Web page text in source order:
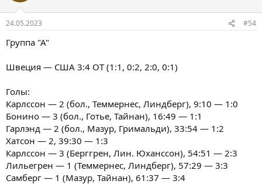
24.05.2023 #54
Группа "А"
Швеция — США 3:4 ОТ (1:1, 0:2, 2:0, 0:1)
Голы:
Карлссон — 2 (бол., Теммернес, Линдберг), 9:10 — 1:0
Бонино — 3 (бол., Готье, Тайнан), 16:49 — 1:1
Гарлэнд — 2 (бол., Мазур, Гримальди), 33:54 — 1:2
Хатсон — 2, 39:30 — 1:3
Карлссон — 3 (Берггрен, Лин. Юханссон), 54:51 — 2:3
Лильегрен — 1 (Теммернес, Линдберг), 57:29 — 3:3
Самберг — 1 (Мазур, Тайнан), 61:37 — 3:4